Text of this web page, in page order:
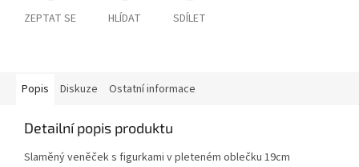
ZEPTAT SE HLÍDAT SDÍLET
Popis Diskuze Ostatní informace
Detailní popis produktu
Slaměný veněček s figurkami v pleteném oblečku 19cm